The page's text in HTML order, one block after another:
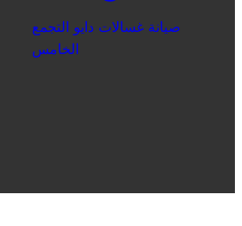
صيانة غسالات دايو التجمع
الخامس